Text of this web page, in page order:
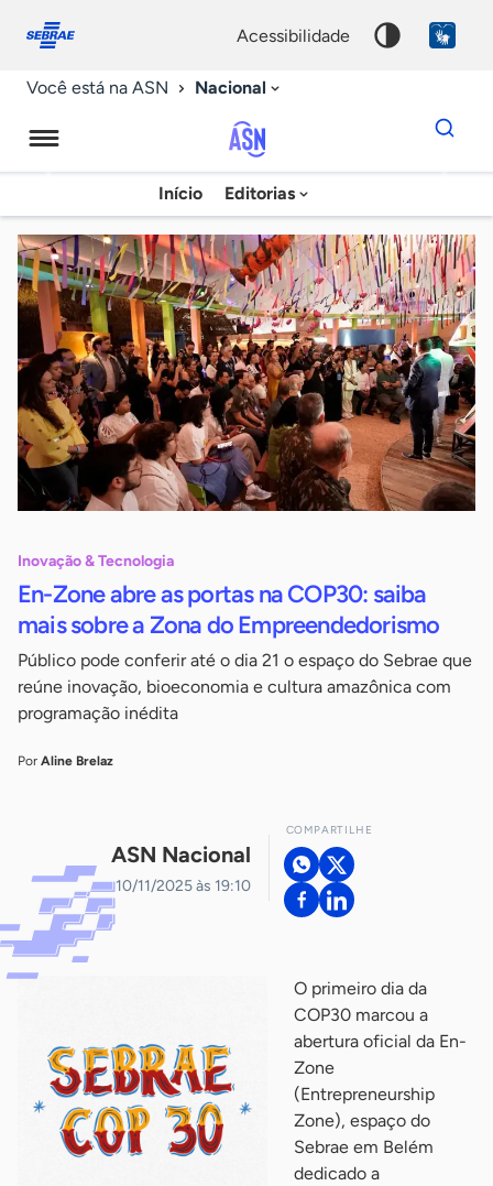
conosco
acessibilidade
Você está na ASN Nacional
Agência
Sebrae
de
Notícias
Início Editorias
Dados
para
chave
Inovação & Tecnologia
En-Zone abre as portas na COP30: saiba
mais sobre a Zona do Empreendedorismo
Público pode conferir até o dia 21 o espaço do Sebrae que
reúne inovação, bioeconomia e cultura amazônica com
programação inédita
Por Aline Brelaz
ASN Nacional
10/11/2025 às 19:10
COMPARTILHE
O primeiro dia da
COP30 marcou a
abertura oficial da En-
Zone
(Entrepreneurship
Zone), espaço do
Sebrae em Belém
dedicado a